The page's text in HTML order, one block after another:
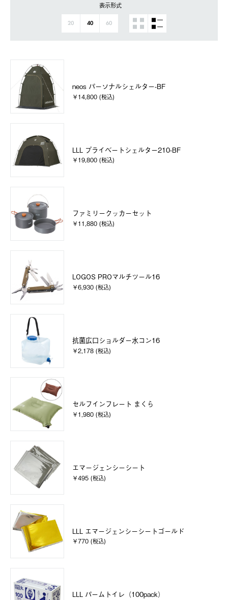
表示形式
20 40 60
neos パーソナルシェルター-BF
￥14,800 (税込)
LLL プライベートシェルター210-BF
￥19,800 (税込)
ファミリークッカーセット
￥11,880 (税込)
LOGOS PROマルチツール16
￥6,930 (税込)
抗菌広口ショルダー水コン16
￥2,178 (税込)
セルフインフレート まくら
￥1,980 (税込)
エマージェンシーシート
￥495 (税込)
LLL エマージェンシーシートゴールド
￥770 (税込)
LLL パームトイレ（100pack）